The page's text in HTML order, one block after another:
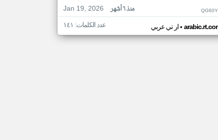
Jan 19, 2026
منذ ٦ أشهر
ار تي عربي• عدد الكلمات: ١٤١